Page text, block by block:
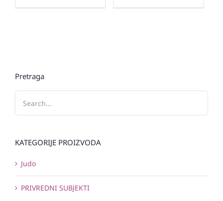
Pretraga
KATEGORIJE PROIZVODA
Judo
PRIVREDNI SUBJEKTI